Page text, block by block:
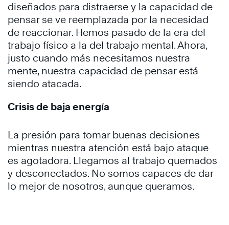
diseñados para distraerse y la capacidad de
pensar se ve reemplazada por la necesidad
de reaccionar. Hemos pasado de la era del
trabajo físico a la del trabajo mental. Ahora,
justo cuando más necesitamos nuestra
mente, nuestra capacidad de pensar está
siendo atacada.
Crisis de baja energía
La presión para tomar buenas decisiones
mientras nuestra atención está bajo ataque
es agotadora. Llegamos al trabajo quemados
y desconectados. No somos capaces de dar
lo mejor de nosotros, aunque queramos.